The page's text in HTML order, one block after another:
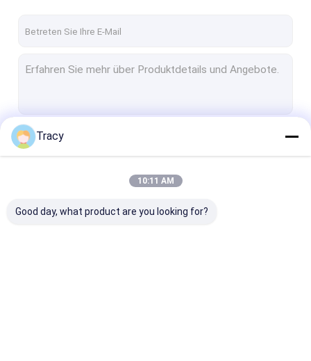
Trödel/Tüte
Bettdecke/Kissenhülle
Kissen
Tracy
10:11 AM
Good day, what product are you looking for?